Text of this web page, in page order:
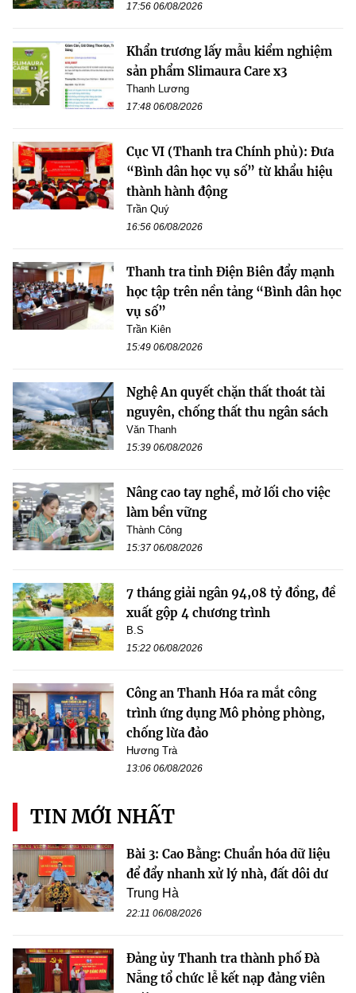
17:56 06/08/2026
Khẩn trương lấy mẫu kiểm nghiệm
sản phẩm Slimaura Care x3
Thanh Lương
17:48 06/08/2026
Cục VI (Thanh tra Chính phủ): Đưa
“Bình dân học vụ số” từ khẩu hiệu
thành hành động
Trần Quý
16:56 06/08/2026
Thanh tra tỉnh Điện Biên đẩy mạnh
học tập trên nền tảng “Bình dân học
vụ số”
Trần Kiên
15:49 06/08/2026
Nghệ An quyết chặn thất thoát tài
nguyên, chống thất thu ngân sách
Văn Thanh
15:39 06/08/2026
Nâng cao tay nghề, mở lối cho việc
làm bền vững
Thành Công
15:37 06/08/2026
7 tháng giải ngân 94,08 tỷ đồng, đề
xuất gộp 4 chương trình
B.S
15:22 06/08/2026
Công an Thanh Hóa ra mắt công
trình ứng dụng Mô phỏng phòng,
chống lừa đảo
Hương Trà
13:06 06/08/2026
TIN MỚI NHẤT
Bài 3: Cao Bằng: Chuẩn hóa dữ liệu
để đẩy nhanh xử lý nhà, đất dôi dư
Trung Hà
22:11 06/08/2026
Đảng ủy Thanh tra thành phố Đà
Nẵng tổ chức lễ kết nạp đảng viên